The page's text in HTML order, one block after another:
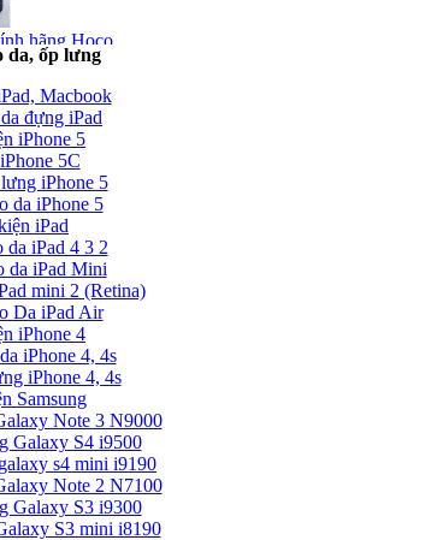
hãng Hoco...
Crystal Case...
Folio siêu...
da, ốp lưng
Macbook
đựng iPad
iPhone 5
iPhone 5C
iPhone 5
da iPhone 5
iPad
da iPad 4 3 2
da iPad Mini
mini 2 (Retina)
Da iPad Air
iPhone 4
iPhone 4, 4s
iPhone 4, 4s
Samsung
Note 3 N9000
Galaxy S4 i9500
s4 mini i9190
Note 2 N7100
Galaxy S3 i9300
S3 mini i8190